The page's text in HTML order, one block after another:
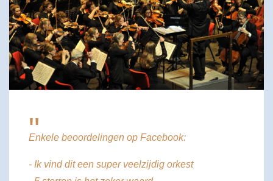
"
Enkele beoordelingen op Facebook:
- Ik vind dit een super veelzijdig orkest